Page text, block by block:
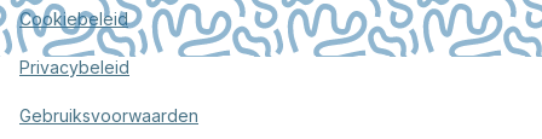
Cookiebeleid
Privacybeleid
Gebruiksvoorwaarden